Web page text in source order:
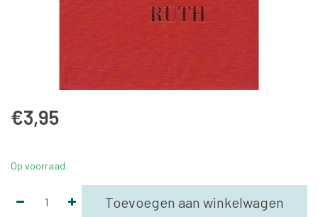
€3,95
Op voorraad
Toevoegen aan winkelwagen